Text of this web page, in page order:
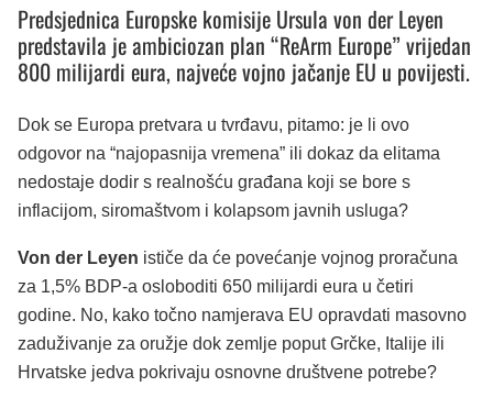
Predsjednica Europske komisije Ursula von der Leyen
predstavila je ambiciozan plan “ReArm Europe” vrijedan
800 milijardi eura, najveće vojno jačanje EU u povijesti.
Dok se Europa pretvara u tvrđavu, pitamo: je li ovo
odgovor na “najopasnija vremena” ili dokaz da elitama
nedostaje dodir s realnošću građana koji se bore s
inflacijom, siromaštvom i kolapsom javnih usluga?
Von der Leyen ističe da će povećanje vojnog proračuna
za 1,5% BDP-a osloboditi 650 milijardi eura u četiri
godine. No, kako točno namjerava EU opravdati masovno
zaduživanje za oružje dok zemlje poput Grčke, Italije ili
Hrvatske jedva pokrivaju osnovne društvene potrebe?